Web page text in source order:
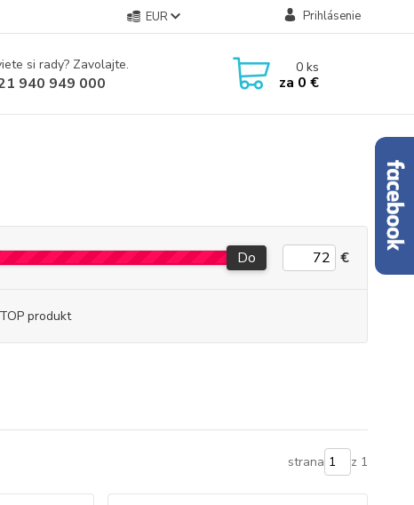
EUR Prihlásenie
si rady? Zavolajte.
940 949 000
0ks
za 0 €
Do €
TOP produkt
strana z 1